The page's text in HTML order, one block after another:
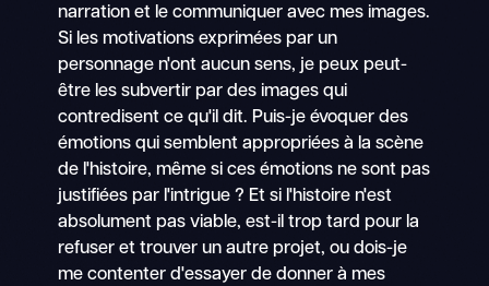
narration et le communiquer avec mes images.
Si les motivations exprimées par un
personnage n'ont aucun sens, je peux peut-
être les subvertir par des images qui
contredisent ce qu'il dit. Puis-je évoquer des
émotions qui semblent appropriées à la scène
de l'histoire, même si ces émotions ne sont pas
justifiées par l'intrigue ? Et si l'histoire n'est
absolument pas viable, est-il trop tard pour la
refuser et trouver un autre projet, ou dois-je
me contenter d'essayer de donner à mes